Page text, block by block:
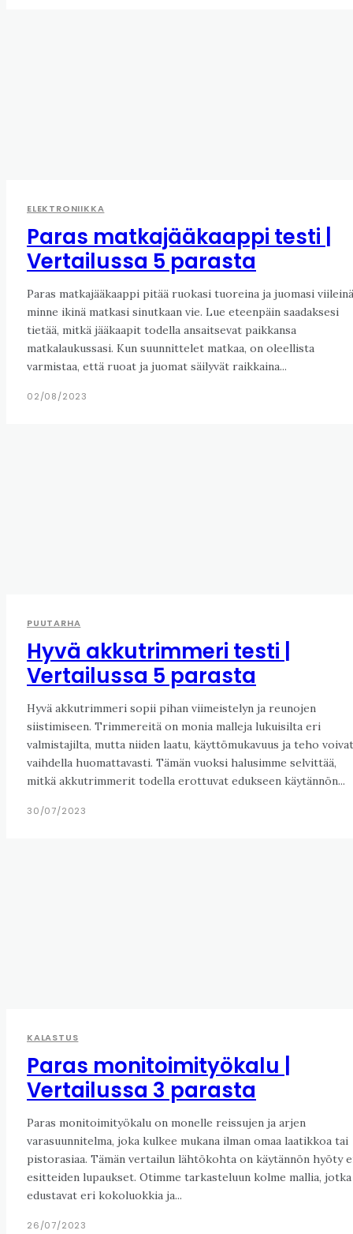
ELEKTRONIIKKA
Paras matkajääkaappi testi |
Vertailussa 5 parasta
Paras matkajääkaappi pitää ruokasi tuoreina ja juomasi
minne ikinä matkasi sinutkaan vie. Lue eteenpäin saadaksesi
tietää, mitkä jääkaapit todella ansaitsevat paikkansa
matkalaukussasi. Kun suunnittelet matkaa, on oleellista
varmistaa, että ruoat ja juomat säilyvät raikkaina...
02/08/2023
PUUTARHA
Hyvä akkutrimmeri testi |
Vertailussa 5 parasta
Hyvä akkutrimmeri sopii pihan viimeistelyn ja reunojen
siistimiseen. Trimmereitä on monia malleja lukuisilta eri
valmistajilta, mutta niiden laatu, käyttömukavuus ja teho voivat
vaihdella huomattavasti. Tämän vuoksi halusimme selvittää,
mitkä akkutrimmerit todella erottuvat edukseen käytännön...
30/07/2023
KALASTUS
Paras monitoimityökalu |
Vertailussa 3 parasta
Paras monitoimityökalu on monelle reissujen ja arjen
varasuunnitelma, joka kulkee mukana ilman omaa laatikkoa tai
pistorasiaa. Tämän vertailun lähtökohta on käytännön hyöty
esitteiden lupaukset. Otimme tarkasteluun kolme mallia, jotka
edustavat eri kokoluokkia ja...
26/07/2023